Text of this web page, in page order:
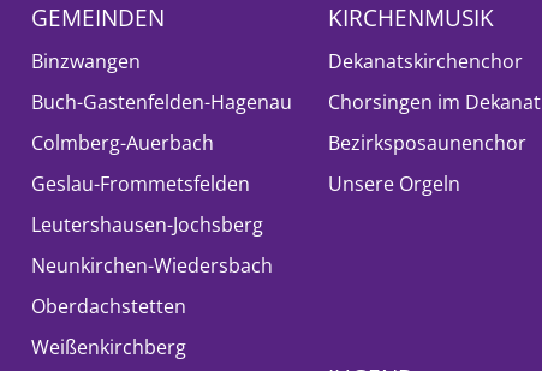
GEMEINDEN
Binzwangen
Buch-Gastenfelden-Hagenau
Colmberg-Auerbach
Geslau-Frommetsfelden
Leutershausen-Jochsberg
Neunkirchen-Wiedersbach
Oberdachstetten
Weißenkirchberg
KIRCHENMUSIK
Dekanatskirchenchor
Chorsingen im Dekanat
Bezirksposaunenchor
Unsere Orgeln